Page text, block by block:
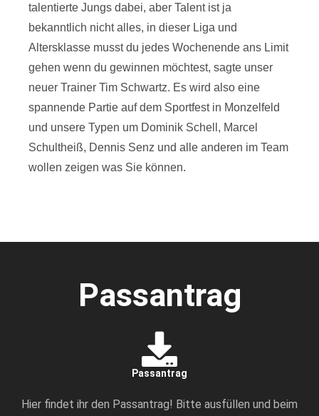
talentierte Jungs dabei, aber Talent ist ja
bekanntlich nicht alles, in dieser Liga und
Altersklasse musst du jedes Wochenende ans Limit
gehen wenn du gewinnen möchtest, sagte unser
neuer Trainer Tim Schwartz. Es wird also eine
spannende Partie auf dem Sportfest in Monzelfeld
und unsere Typen um Dominik Schell, Marcel
Schultheiß, Dennis Senz und alle anderen im Team
wollen zeigen was Sie können.
Passantrag
Passantrag
Hier findet ihr den Passantrag! Bitte ausfüllen und beim